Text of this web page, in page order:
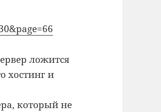
ложится
хостинг и
который не